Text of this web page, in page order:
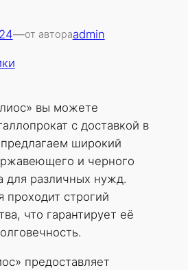
—от автораadmin
вы можете
с доставкой в
широкий
и черного
для различных нужд.
проходит строгий
что гарантирует её
предоставляет